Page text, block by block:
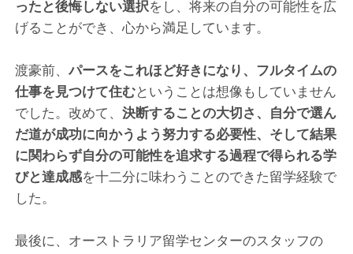
ったと後悔しない選択をし、将来の自分の可能性を広
げることができ、心から満足しています。
渡豪前、パースをこれほど好きになり、フルタイムの
仕事を見つけて住むということは想像もしていません
でした。改めて、決断することの大切さ、自分で選ん
だ道が成功に向かうよう努力する必要性、そして結果
に関わらず自分の可能性を追求する過程で得られる学
びと達成感を十二分に味わうことのできた留学経験で
した。
最後に、オーストラリア留学センターのスタッフの